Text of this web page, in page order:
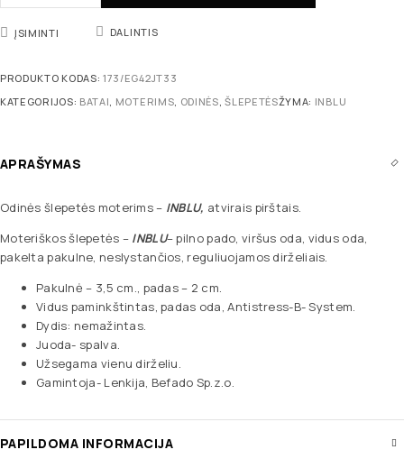
ĮSIMINTI DALINTIS
PRODUKTO KODAS: 173/EG42JT33
KATEGORIJOS: BATAI MOTERIMS ODINĖS ,ŠLEPETĖSŽYMA: INBLU
APRAŠYMAS
Odinės šlepetės moterims – INBLU, atvirais pirštais.
Moteriškos šlepetės – INBLU– pilno pado, viršus oda, vidus oda,
pakelta pakulne, neslystančios, reguliuojamos dirželiais.
Pakulnė – 3,5 cm., padas – 2 cm.
Vidus paminkštintas, padas oda, Antistress-B- System.
Dydis: nemažintas.
Juoda- spalva.
Užsegama vienu dirželiu.
Gamintoja- Lenkija, Befado Sp.z.o.
PAPILDOMA INFORMACIJA